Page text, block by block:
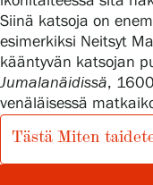
Siinä katsoja on
esimerkiksi Neitsyt
kääntyvän katsojan
Jumalanäidissä,
venäläisessä
Tästä Miten